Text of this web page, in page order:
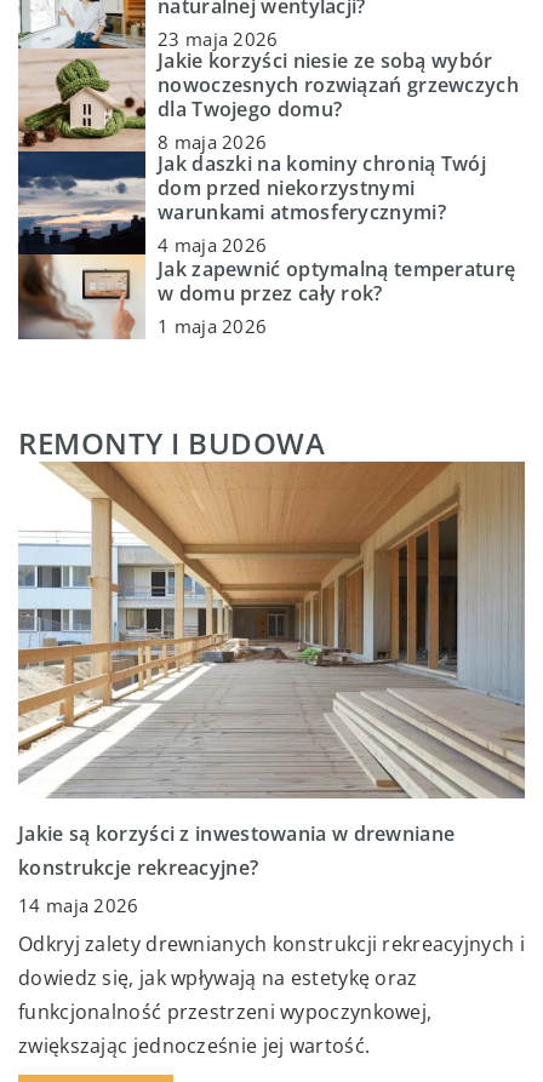
naturalnej wentylacji?
23 maja 2026
Jakie korzyści niesie ze sobą wybór
nowoczesnych rozwiązań grzewczych
dla Twojego domu?
8 maja 2026
Jak daszki na kominy chronią Twój
dom przed niekorzystnymi
warunkami atmosferycznymi?
4 maja 2026
Jak zapewnić optymalną temperaturę
w domu przez cały rok?
1 maja 2026
REMONTY I BUDOWA
Jakie są korzyści z inwestowania w drewniane
konstrukcje rekreacyjne?
14 maja 2026
Odkryj zalety drewnianych konstrukcji rekreacyjnych i
dowiedz się, jak wpływają na estetykę oraz
funkcjonalność przestrzeni wypoczynkowej,
zwiększając jednocześnie jej wartość.